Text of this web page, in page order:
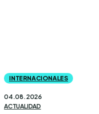
INTERNACIONALES
04.08.2026
ACTUALIDAD